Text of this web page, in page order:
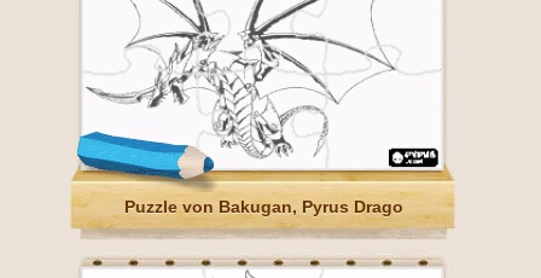
Puzzle von Bakugan, Pyrus Drago